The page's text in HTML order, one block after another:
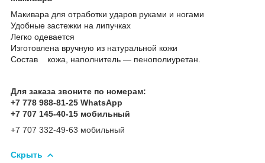
Макивара для отработки ударов руками и ногами
Удобные застежки на липучках
Легко одевается
Изготовлена вручную из натуральной кожи
Состав кожа, наполнитель ― пенополиуретан.
Для заказа звоните по номерам:
+7 778 988-81-25 WhatsApp
+7 707 145-40-15 мобильный
+7 707 332-49-63 мобильный
Скрыть